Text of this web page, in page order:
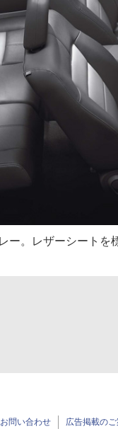
ー。レザーシート
お問い合わせ 広告掲載のご